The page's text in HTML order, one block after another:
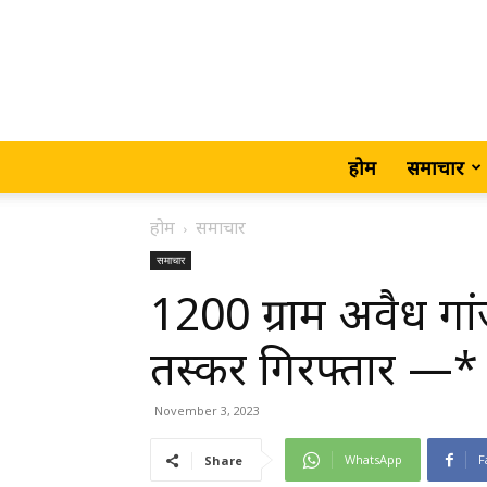
होम समाचार
होम समाचार
समाचार
1200 ग्राम अवैध
तस्कर गिरफ्तार —*
November 3, 2023
Share WhatsApp